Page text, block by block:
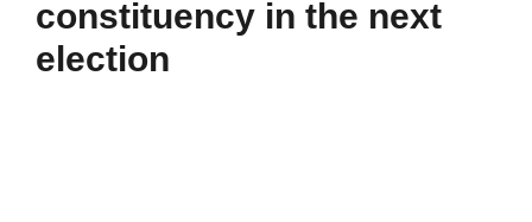
constituency in the next
election